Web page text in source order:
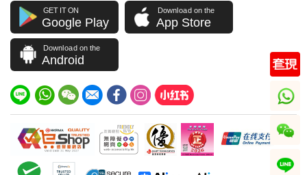
GET IT ON
Google Play
Download on the
App Store
Download on the
Android
whatsapp